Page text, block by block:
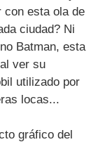
con esta ola de
ciudad? Ni
Batman, esta
ver su
utilizado por
locas...
gráfico del